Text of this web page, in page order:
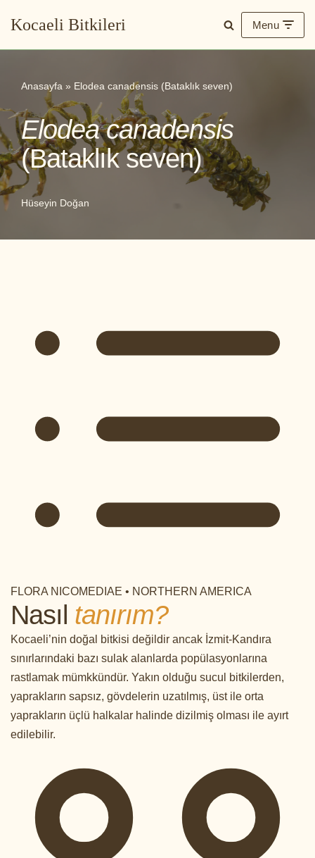
Kocaeli Bitkileri Menu
Anasayfa » Elodea canadensis (Bataklık seven)
Elodea canadensis
(Bataklık seven)
Hüseyin Doğan
FLORA NICOMEDIAE • NORTHERN AMERICA
Nasıl tanırım?
Kocaeli’nin doğal bitkisi değildir ancak İzmit-Kandıra
sınırlarındaki bazı sulak alanlarda popülasyonlarına
rastlamak mümkkündür. Yakın olduğu sucul bitkilerden,
yaprakların sapsız, gövdelerin uzatılmış, üst ile orta
yaprakların üçlü halkalar halinde dizilmiş olması ile ayırt
edilebilir.